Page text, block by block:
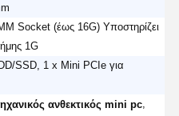
Socket (έως 16G) Υποστηρίζει
1G
SSD, 1 x Mini PCIe για
ανθεκτικός mini pc